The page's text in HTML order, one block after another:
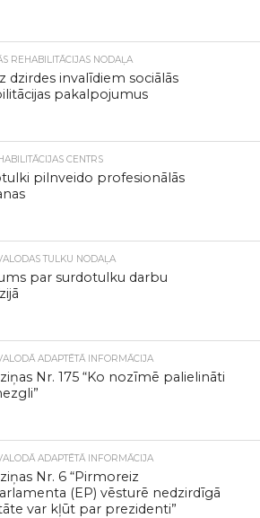
REHABILITĀCIJAS NODAĻA
dzirdes invalīdiem sociālās
pakalpojumus
CENTRS
pilnveido profesionālās
TULKU NODAĻA
par surdotulku darbu
ADAPTĒTĀ INFORMĀCIJA
Nr. 175 “Ko nozīmē palielināti
ADAPTĒTĀ INFORMĀCIJA
Nr. 6 “Pirmoreiz
(EP) vēsturē nedzirdīgā
var kļūt par prezidenti”